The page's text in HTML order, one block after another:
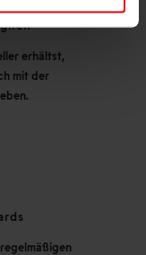
erhältst,
mit der